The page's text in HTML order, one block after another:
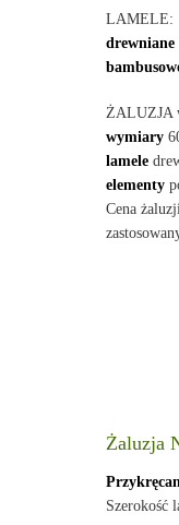
LAMELE:
drewniane
ŻALUZJA
wymiary
lamele
elementy
Cena
Żaluzja
Szerokość